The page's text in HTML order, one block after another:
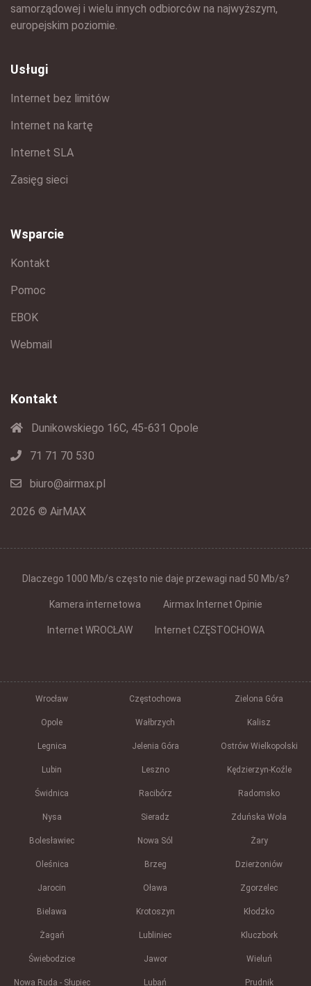
samorządowej i wielu innych odbiorców na najwyższym,
europejskim poziomie.
Usługi
Internet bez limitów
Internet na kartę
Internet SLA
Zasięg sieci
Wsparcie
Kontakt
Pomoc
EBOK
Webmail
Kontakt
Dunikowskiego 16C, 45-631 Opole
71 71 70 530
biuro@airmax.pl
2026 © AirMAX
Dlaczego 1000 Mb/s często nie daje przewagi nad 50 Mb/s?
Kamera internetowa Airmax Internet Opinie
Internet WROCŁAW Internet CZĘSTOCHOWA
Wrocław Częstochowa Zielona Góra
Opole Wałbrzych Kalisz
Legnica Jelenia Góra Ostrów Wielkopolski
Lubin Leszno Kędzierzyn-Koźle
Świdnica Racibórz Radomsko
Nysa Sieradz Zduńska Wola
Bolesławiec Nowa Sól Żary
Oleśnica Brzeg Dzierżoniów
Jarocin Oława Zgorzelec
Bielawa Krotoszyn Kłodzko
Żagań Lubliniec Kluczbork
Świebodzice Jawor Wieluń
Nowa Ruda - Słupiec Lubań Prudnik